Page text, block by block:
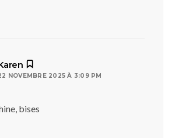
NOVEMBRE 2025 À 3:09 PM
bises